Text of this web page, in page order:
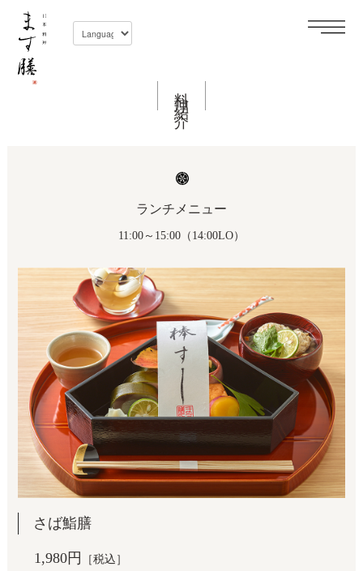
料理紹介
ランチメニュー
11:00～15:00（14:00LO）
さば鮨膳
1,980円 ［税込］